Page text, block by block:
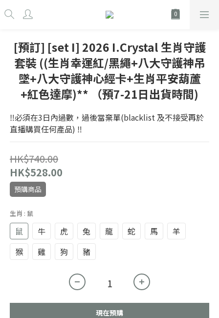
[預訂] [set I] 2026 I.Crystal 生肖守護
套裝 ((生肖幸運紅/黑繩+八大守護神吊
墜+八大守護神心經卡+生肖平安葫蘆
+紅色達摩)** （預7-21日出貨時間)
‼️必須在3日內過數，過後當棄單(blacklist 及不接受再於
直播購買任何產品) ‼️
HK$740.00
HK$528.00
預購商品
生肖 : 鼠
鼠 牛 虎 兔 龍 蛇 馬
羊
猴
雞 狗 豬
現在預購